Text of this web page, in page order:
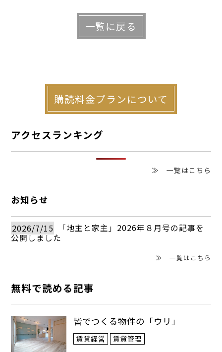
ホーチミンの都市圏人口は約1100万人
で、東南アジア有数の巨大都市にもかかわ
クで移動しており、片側３車線の幹線道路
がバイクで埋まる光景は壮観です。
そうした中、同市で日本企業が建設する
地下鉄「メトロ１号線」の開業に大きな期
待が寄せられています。都心部と北東部郊
外を結ぶ、全長約20㎞の鉄道路線はほぼ完
成しており、開業間近とされています。
メトロ開通前の同市は、不動産投資の面
では狙いが絞りやすい都市です。「ホーチ
ミン１区」という圧倒的な都心エリアがあ
り、１区からの時間と距離で不動産価値が
概ね決まるからです。１区から比較的近い
大型コンドミニアムの「サイゴンスカイガ
一覧に戻る
購読料金プランについて
アクセスランキング
≫ 一覧はこちら
お知らせ
2026/7/15
「地主と家主」2026年８月号の記事を
公開しました
≫ 一覧はこちら
無料で読める記事
皆でつくる物件の「ウリ」
賃貸経営 賃貸管理